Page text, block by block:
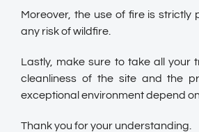
Moreover, the use of fire is strictly
any risk of wildfire.
Lastly, make sure to take all your
cleanliness of the site and the
exceptional environment depend on
Thank you for your understanding.